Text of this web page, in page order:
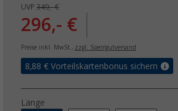
UVP 349,- €
296,- €
Preise inkl. MwSt., zzgl. Sperrgutversand
8,88 € Vorteilskartenbonus sichern
Länge